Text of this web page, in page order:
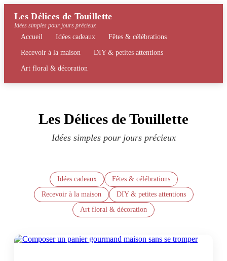
Les Délices de Touillette
Idées simples pour jours précieux
Accueil Idées cadeaux
Fêtes & célébrations
Recevoir à la maison
DIY & petites attentions
Art floral & décoration
Les Délices de Touillette
Idées simples pour jours précieux
Idées cadeaux
Fêtes & célébrations
Recevoir à la maison
DIY & petites attentions
Art floral & décoration